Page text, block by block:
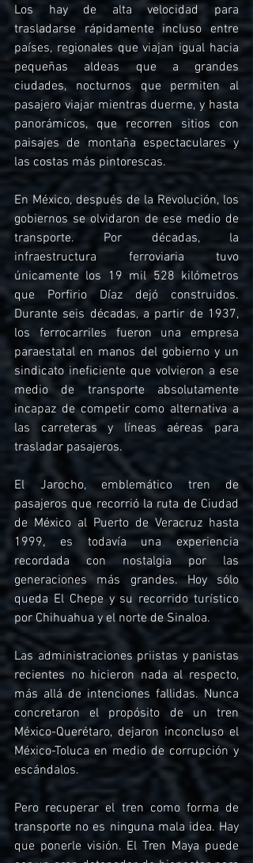
Los hay de alta velocidad para
trasladarse rápidamente incluso entre
países, regionales que viajan igual hacia
pequeñas aldeas que a grandes
ciudades, nocturnos que permiten al
pasajero viajar mientras duerme, y hasta
panorámicos, que recorren sitios con
paisajes de montaña espectaculares y
las costas más pintorescas.
En México, después de la Revolución, los
gobiernos se olvidaron de ese medio de
transporte. Por décadas, la
infraestructura ferroviaria tuvo
únicamente los 19 mil 528 kilómetros
que Porfirio Díaz dejó construidos.
Durante seis décadas, a partir de 1937,
los ferrocarriles fueron una empresa
paraestatal en manos del gobierno y un
sindicato ineficiente que volvieron a ese
medio de transporte absolutamente
incapaz de competir como alternativa a
las carreteras y líneas aéreas para
trasladar pasajeros.
El Jarocho, emblemático tren de
pasajeros que recorrió la ruta de Ciudad
de México al Puerto de Veracruz hasta
1999, es todavía una experiencia
recordada con nostalgia por las
generaciones más grandes. Hoy sólo
queda El Chepe y su recorrido turístico
por Chihuahua y el norte de Sinaloa.
Las administraciones priistas y panistas
recientes no hicieron nada al respecto,
más allá de intenciones fallidas. Nunca
concretaron el propósito de un tren
México-Querétaro, dejaron inconcluso el
México-Toluca en medio de corrupción y
escándalos.
Pero recuperar el tren como forma de
transporte no es ninguna mala idea. Hay
que ponerle visión. El Tren Maya puede